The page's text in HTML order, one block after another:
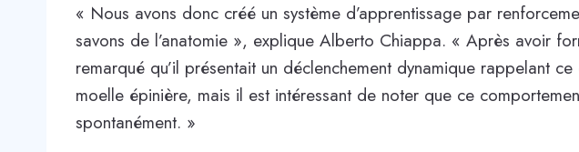
« Nous avons donc créé un système d’apprentissage par
savons de l’anatomie », explique Alberto Chiappa. « Après avoir
remarqué qu’il présentait un déclenchement dynamique rappelant
moelle épinière, mais il est intéressant de noter que ce
spontanément. »